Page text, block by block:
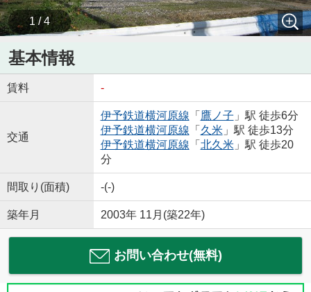
1 / 4
基本情報
賃料 -
交通
伊予鉄道横河原線 「 鷹ノ子 」駅 徒歩6分
伊予鉄道横河原線 「 久米」駅 徒歩13分
伊予鉄道横河原線 「 北久米」駅 徒歩20
分
間取り(面積) -(-)
築年月 2003年 11月(築22年)
お問い合わせ(無料)